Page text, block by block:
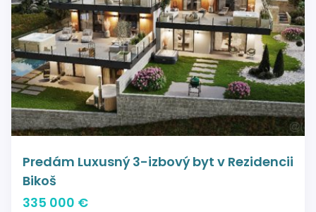
Predám Luxusný 3-izbový byt v Rezidencii
Bikoš
335 000 €